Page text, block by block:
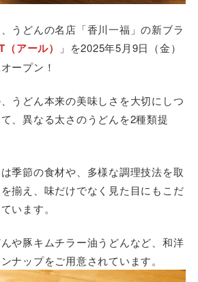
うどんの名店「香川一福」の新ブラ
アール）
」を2025年5月9日（金）
ープン！
うどん本来の美味しさを大切にしつ
、異なる太さのうどんを2種類提
季節の食材や、多様な調理技法を取
揃え、味だけでなく見た目にもこだ
います。
や豚キムチラー油うどんなど、和洋
ナップをご用意されています。